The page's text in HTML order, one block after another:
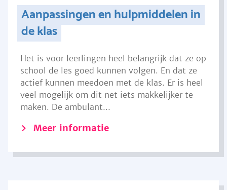
Aanpassingen en hulpmiddelen in
de klas
Het is voor leerlingen heel belangrijk dat ze op
school de les goed kunnen volgen. En dat ze
actief kunnen meedoen met de klas. Er is heel
veel mogelijk om dit net iets makkelijker te
maken. De ambulant...
Meer informatie